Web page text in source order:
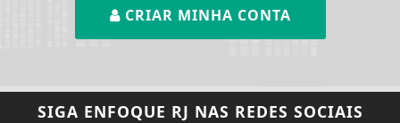
CRIAR MINHA CONTA
SIGA ENFOQUE RJ NAS REDES SOCIAIS